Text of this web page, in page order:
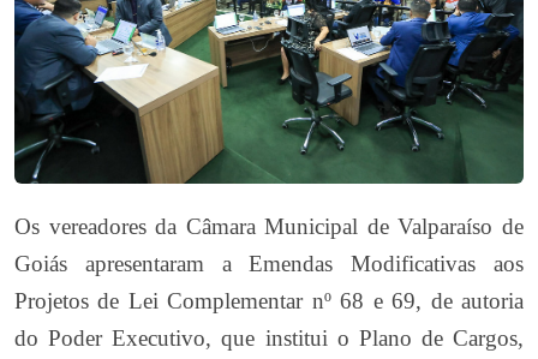
Os vereadores da Câmara Municipal de Valparaíso de
Goiás apresentaram a Emendas Modificativas aos
Projetos de Lei Complementar nº 68 e 69, de autoria
do Poder Executivo, que institui o Plano de Cargos,